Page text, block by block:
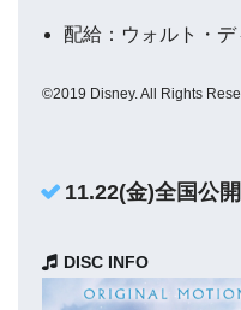
配給：ウォルト・
©2019 Disney. All Rights
11.22(金)全国公開
DISC INFO